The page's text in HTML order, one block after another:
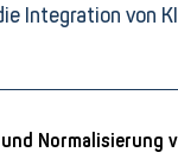
Integration von
Normalisierung